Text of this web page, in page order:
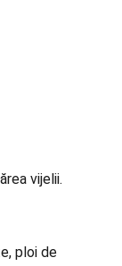
vijelii.
ploi de